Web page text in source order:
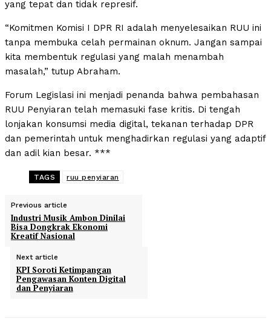
yang tepat dan tidak represif.
“Komitmen Komisi I DPR RI adalah menyelesaikan RUU ini
tanpa membuka celah permainan oknum. Jangan sampai
kita membentuk regulasi yang malah menambah
masalah,” tutup Abraham.
Forum Legislasi ini menjadi penanda bahwa pembahasan
RUU Penyiaran telah memasuki fase kritis. Di tengah
lonjakan konsumsi media digital, tekanan terhadap DPR
dan pemerintah untuk menghadirkan regulasi yang adaptif
dan adil kian besar. ***
TAGS ruu penyiaran
Previous article
Industri Musik Ambon Dinilai
Bisa Dongkrak Ekonomi
Kreatif Nasional
Next article
KPI Soroti Ketimpangan
Pengawasan Konten Digital
dan Penyiaran